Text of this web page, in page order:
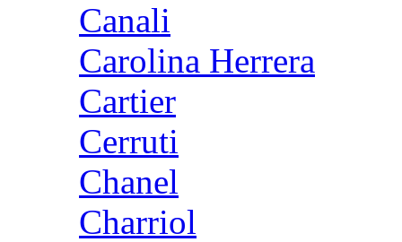
Canali
Carolina Herrera
Cartier
Cerruti
Chanel
Charriol